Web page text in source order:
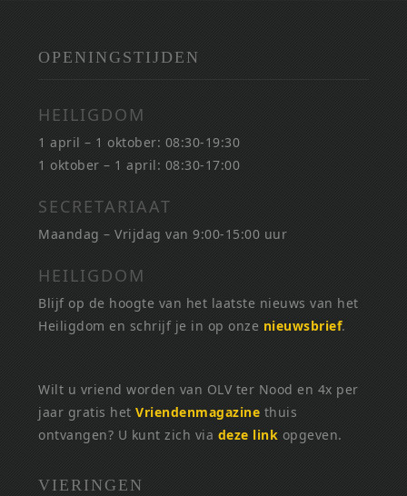
OPENINGSTIJDEN
HEILIGDOM
1 april – 1 oktober: 08:30-19:30
1 oktober – 1 april: 08:30-17:00
SECRETARIAAT
Maandag – Vrijdag van 9:00-15:00 uur
HEILIGDOM
Blijf op de hoogte van het laatste nieuws van het
Heiligdom en schrijf je in op onze nieuwsbrief.
Wilt u vriend worden van OLV ter Nood en 4x per
jaar gratis hetVriendenmagazine thuis
ontvangen? U kunt zich via deze link opgeven.
VIERINGEN